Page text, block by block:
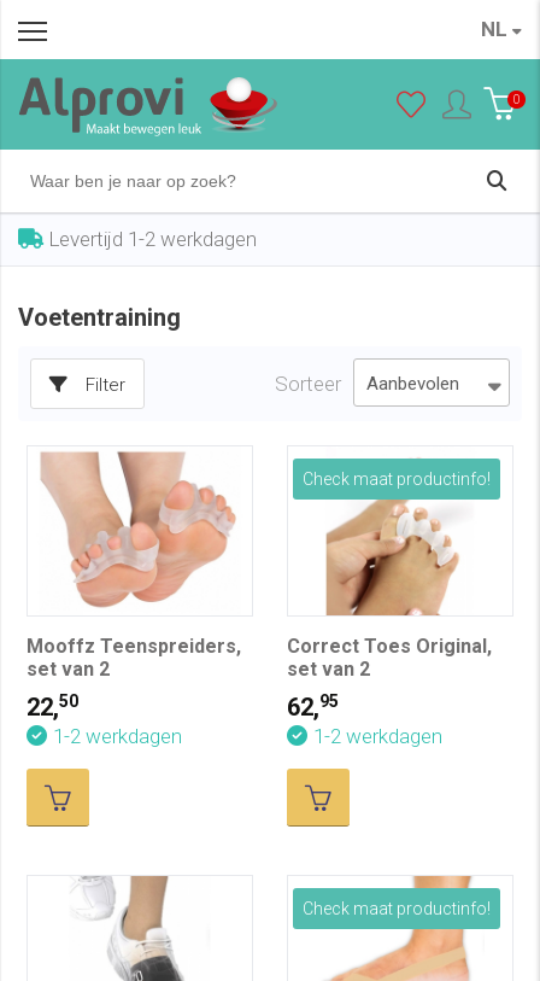
NL
0
Levertijd 1-2 werkdagen
Voetentraining
Filter Sorteer
Mooffz Teenspreiders,
set van 2
22,50
1-2 werkdagen
Check maat productinfo!
Correct Toes Original,
set van 2
62,95
1-2 werkdagen
Check maat productinfo!